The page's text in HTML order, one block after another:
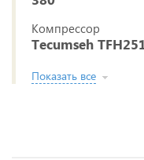
Компрессор
Tecumseh
Показать все